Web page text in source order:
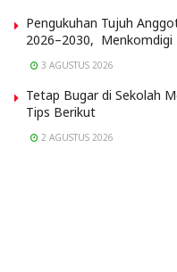
Pengukuhan Tujuh
2026–2030, Menkomdigi
3 AGUSTUS 2026
Tetap Bugar di Sekolah
Tips Berikut
2 AGUSTUS 2026